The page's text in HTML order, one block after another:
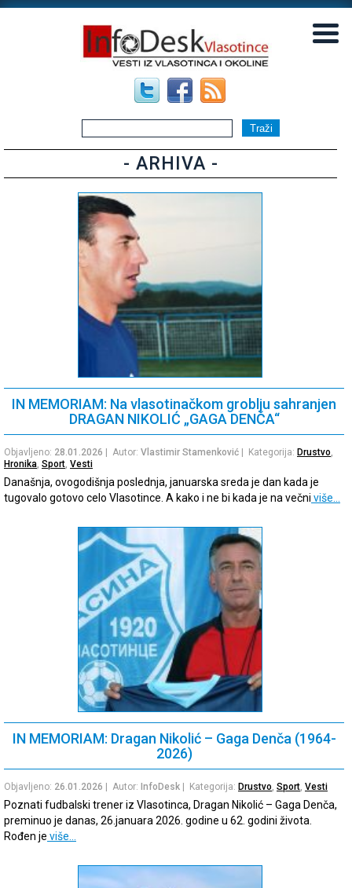
- ARHIVA -
IN MEMORIAM: Na vlasotinačkom groblju sahranjen
DRAGAN NIKOLIĆ „GAGA DENČA“
Objavljeno: 28.01.2026 | Autor: Vlastimir Stamenković | Kategorija: Drustvo,
Hronika, Sport, Vesti
Današnja, ovogodišnja poslednja, januarska sreda je dan kada je
tugovalo gotovo celo Vlasotince. A kako i ne bi kada je na večni više…
IN MEMORIAM: Dragan Nikolić – Gaga Denča (1964-
2026)
Objavljeno: 26.01.2026 | Autor: InfoDesk | Kategorija: Drustvo, Sport, Vesti
Poznati fudbalski trener iz Vlasotinca, Dragan Nikolić – Gaga Denča,
preminuo je danas, 26.januara 2026. godine u 62. godini života.
Rođen je više…